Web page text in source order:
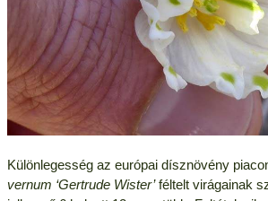
Különlegesség az európai dísznövény
vernum ‘Gertrude Wister’féltelt virágainak